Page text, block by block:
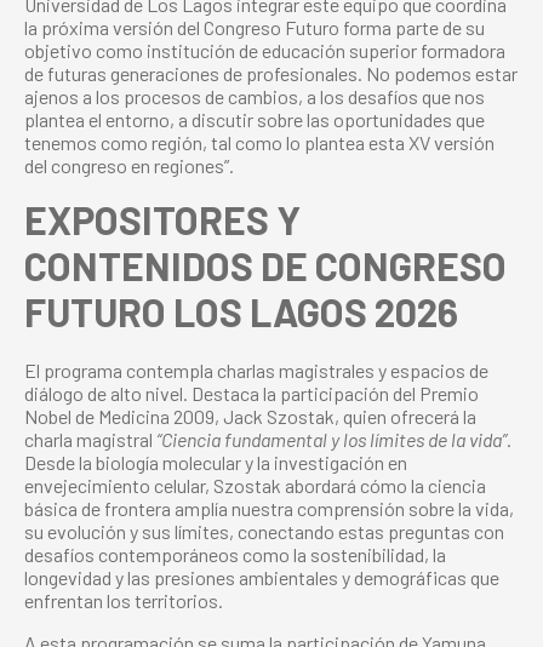
la próxima versión del Congreso Futuro forma parte de su
objetivo como institución de educación superior formadora
de futuras generaciones de profesionales. No podemos estar
ajenos a los procesos de cambios, a los desafíos que nos
plantea el entorno, a discutir sobre las oportunidades que
tenemos como región, tal como lo plantea esta XV versión
del congreso en regiones”.
EXPOSITORES Y
CONTENIDOS DE CONGRESO
FUTURO LOS LAGOS 2026
El programa contempla charlas magistrales y espacios de
diálogo de alto nivel. Destaca la participación del Premio
Nobel de Medicina 2009, Jack Szostak, quien ofrecerá la
charla magistral “Ciencia fundamental y los límites de la vida”.
Desde la biología molecular y la investigación en
envejecimiento celular, Szostak abordará cómo la ciencia
básica de frontera amplía nuestra comprensión sobre la vida,
su evolución y sus límites, conectando estas preguntas con
desafíos contemporáneos como la sostenibilidad, la
longevidad y las presiones ambientales y demográficas que
enfrentan los territorios.
A esta programación se suma la participación de Yamuna